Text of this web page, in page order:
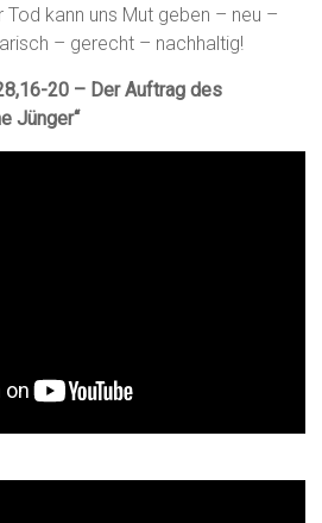
kann uns Mut geben – neu –
– gerecht – nachhaltig!
20 – Der Auftrag des
Jünger“